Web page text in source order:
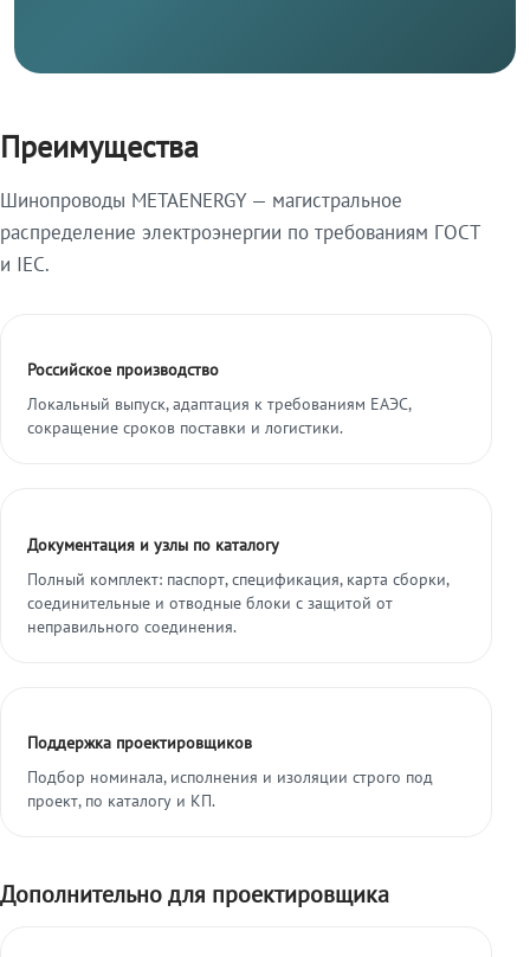
Преимущества
Шинопроводы METAENERGY — магистральное
распределение электроэнергии по требованиям ГОСТ
и IEC.
Российское производство
Локальный выпуск, адаптация к требованиям ЕАЭС,
сокращение сроков поставки и логистики.
Документация и узлы по каталогу
Полный комплект: паспорт, спецификация, карта сборки,
соединительные и отводные блоки с защитой от
неправильного соединения.
Поддержка проектировщиков
Подбор номинала, исполнения и изоляции строго под
проект, по каталогу и КП.
Дополнительно для проектировщика